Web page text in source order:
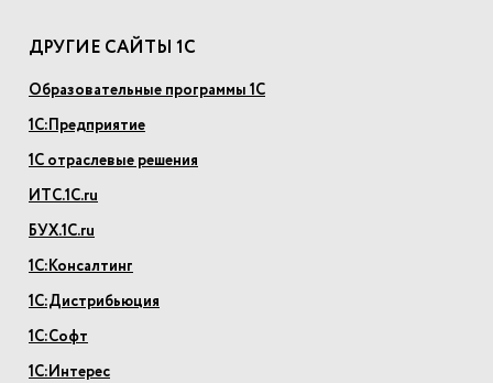
ДРУГИЕ САЙТЫ 1С
Образовательные программы 1С
1С:Предприятие
1С отраслевые решения
ИТС.1С.ru
БУХ.1С.ru
1С:Консалтинг
1С:Дистрибьюция
1С:Софт
1С:Интерес